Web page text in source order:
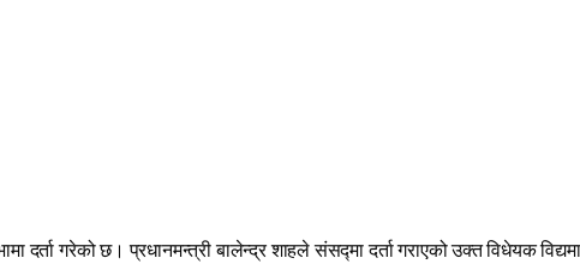
दर्ता गरेको छ। प्रधानमन्त्री बालेन्द्र शाहले संसद्मा दर्ता गराएको उक्त विधेयक